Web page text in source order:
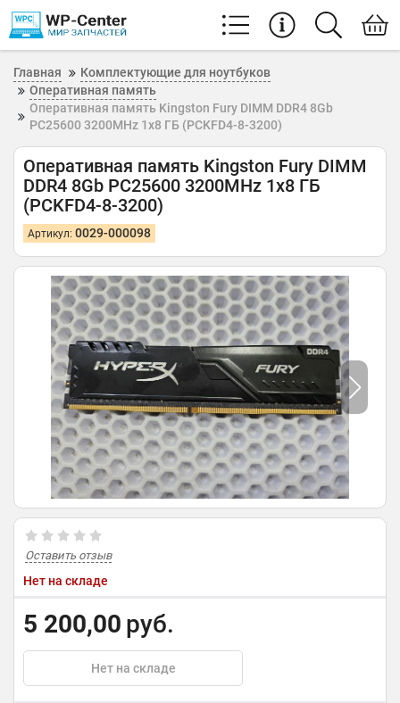
Главная
Комплектующие для ноутбуков
Оперативная память
Оперативная память Kingston Fury DIMM DDR4 8Gb
PC25600 3200MHz 1x8 ГБ (PCKFD4-8-3200)
Оперативная память Kingston Fury DIMM
DDR4 8Gb PC25600 3200MHz 1x8 ГБ
(PCKFD4-8-3200)
Артикул: 0029-000098
Оставить отзыв
Нет на складе
5 200,00 руб.
Нет на складе